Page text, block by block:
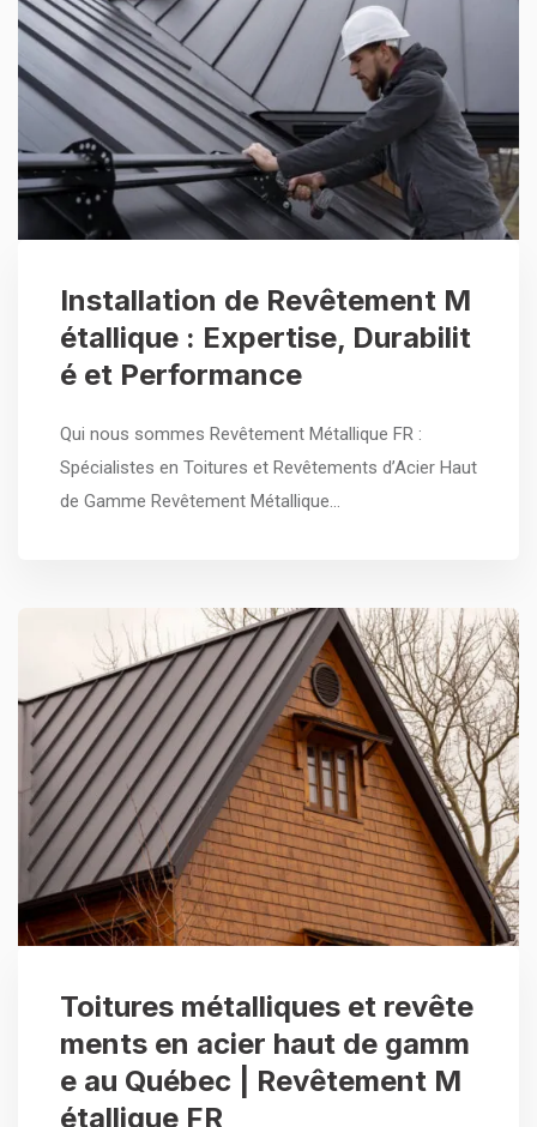
Installation de Revêtement M
étallique : Expertise, Durabilit
é et Performance
Qui nous sommes Revêtement Métallique FR :
Spécialistes en Toitures et Revêtements d’Acier Haut
de Gamme Revêtement Métallique…
Toitures métalliques et revête
ments en acier haut de gamm
e au Québec | Revêtement M
étallique FR